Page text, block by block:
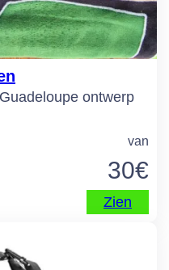
ontwerp
van
30€
Zien